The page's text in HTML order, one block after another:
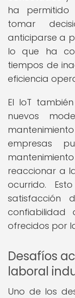
ha permitido
tomar
anticiparse a
lo que ha
tiempos de
eficiencia
El IoT
nuevos
empresas
reaccionar a
ocurrido.
confiabilidad
ofrecidos por
Desafíos
laboral
Uno de los